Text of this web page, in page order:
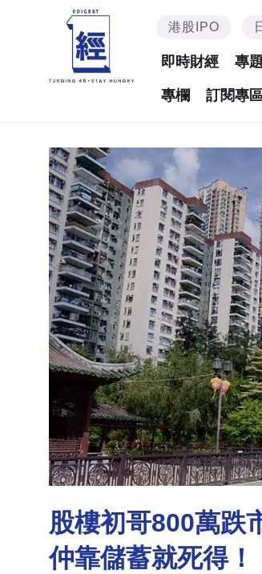
港股IPO
即時財經 專題
專欄 訂閱專
股樓初哥800萬跌
仲靠儲蓄就死得！